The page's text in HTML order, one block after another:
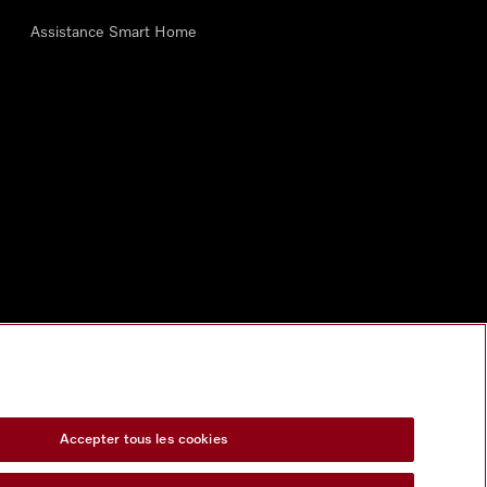
Assistance Smart Home
Accepter tous les cookies